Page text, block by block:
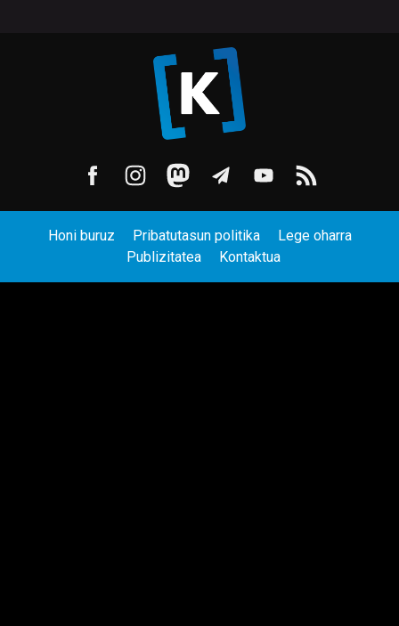
Honi buruz Pribatutasun politika
Lege oharra
Publizitatea
Kontaktua